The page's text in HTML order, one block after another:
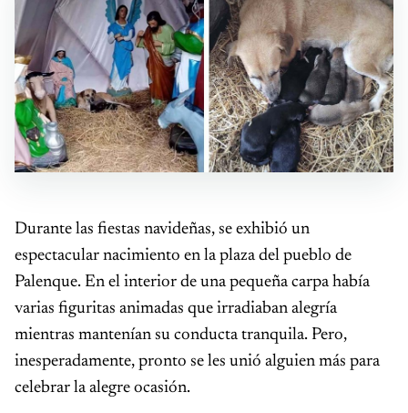
Durante las fiestas navideñas, se exhibió un
espectacular nacimiento en la plaza del pueblo de
Palenque. En el interior de una pequeña carpa había
varias figuritas animadas que irradiaban alegría
mientras mantenían su conducta tranquila. Pero,
inesperadamente, pronto se les unió alguien más para
celebrar la alegre ocasión.